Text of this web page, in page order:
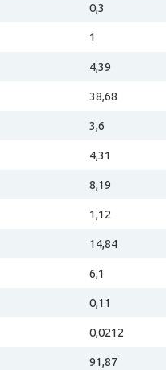
0,3
1
4,39
38,68
3,6
4,31
8,19
1,12
14,84
6,1
0,11
0,0212
91,87